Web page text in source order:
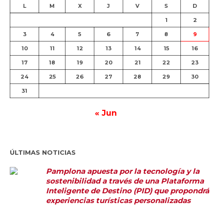
L M X J V S D
1 2
3 4 5 6 7 8 9
10 11 12 13 14 15 16
17 18 19 20 21 22 23
24 25 26 27 28 29 30
31
« Jun
ÚLTIMAS NOTICIAS
Pamplona apuesta por la tecnología y la
sostenibilidad a través de una Plataforma
Inteligente de Destino (PID) que propondrá
experiencias turísticas personalizadas